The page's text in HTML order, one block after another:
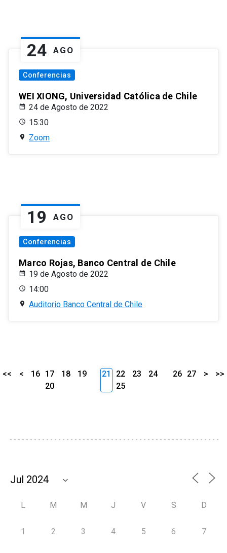
24 AGO
Conferencias
WEI XIONG, Universidad Católica de Chile
24 de Agosto de 2022
15:30
Zoom
19 AGO
Conferencias
Marco Rojas, Banco Central de Chile
19 de Agosto de 2022
14:00
Auditorio Banco Central de Chile
<< < 16 17 18
19
20
21 22 23
24
25
26 27 > >>
L M M J V S D
1 2 3 4 5 6 7